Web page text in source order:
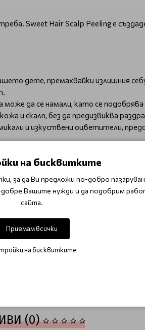
Sweet Hair Scalp Peeling е
дете, премахвайки излишния
може да се намали, като се
и скалп, без да предизвиква
и изкуствени оцветители,
с нежния и безопасен пилинг,
!
(0)
на бисквитките
за да Ви предложи по-добро
добре Вашите нужди и да подобрим
сайта.
Приемам всички
на бисквитките